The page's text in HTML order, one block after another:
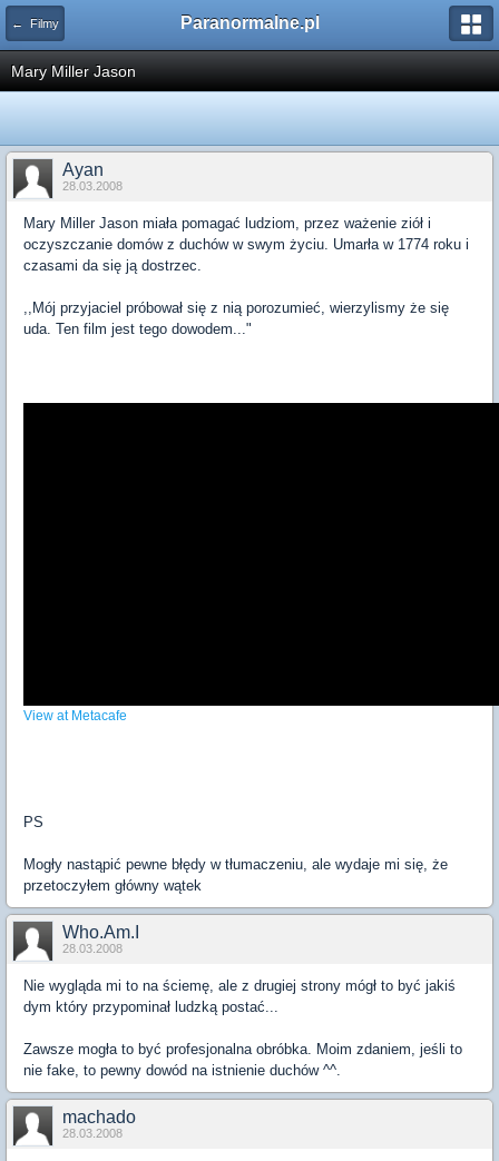
← Filmy Paranormalne.pl
Mary Miller Jason
Ayan
28.03.2008
Mary Miller Jason miała pomagać ludziom, przez ważenie ziół i
oczyszczanie domów z duchów w swym życiu. Umarła w 1774 roku i
czasami da się ją dostrzec.
,,Mój przyjaciel próbował się z nią porozumieć, wierzylismy że się
uda. Ten film jest tego dowodem..."
View at Metacafe
PS
Mogły nastąpić pewne błędy w tłumaczeniu, ale wydaje mi się, że
przetoczyłem główny wątek
Who.Am.I
28.03.2008
Nie wygląda mi to na ściemę, ale z drugiej strony mógł to być jakiś
dym który przypominał ludzką postać...
Zawsze mogła to być profesjonalna obróbka. Moim zdaniem, jeśli to
nie fake, to pewny dowód na istnienie duchów ^^.
machado
28.03.2008